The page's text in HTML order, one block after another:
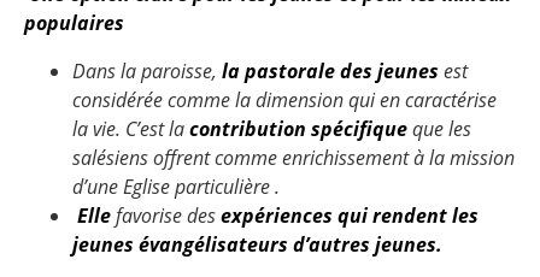
populaires
Dans la paroisse, la pastorale des jeunes est
considérée comme la dimension qui en caractérise
la vie. C’est lacontribution spécifiqueque les
salésiens offrent comme enrichissement à la mission
d’une Eglise particulière .
Ellefavorise desexpériences qui rendent les
jeunes évangélisateurs d’autres jeunes.